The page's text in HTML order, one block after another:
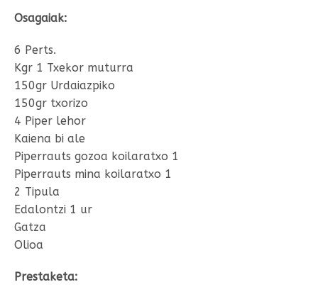
Osagaiak:
6 Perts.
Kgr 1 Txekor muturra
150gr Urdaiazpiko
150gr txorizo
4 Piper lehor
Kaiena bi ale
Piperrauts gozoa koilaratxo 1
Piperrauts mina koilaratxo 1
2 Tipula
Edalontzi 1 ur
Gatza
Olioa
Prestaketa: